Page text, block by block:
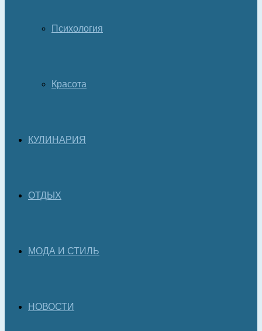
Психология
Красота
КУЛИНАРИЯ
ОТДЫХ
МОДА И СТИЛЬ
НОВОСТИ